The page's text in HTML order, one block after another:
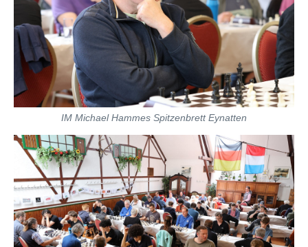
IM Michael Hammes Spitzenbrett Eynatten